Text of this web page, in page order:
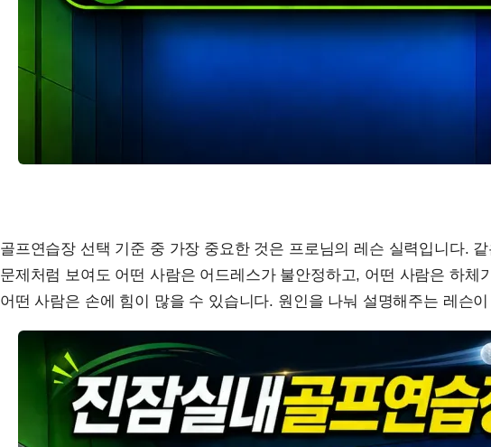
골프연습장 선택 기준 중 가장 중요한 것은 프로님의 레슨 실력입니다.
문제처럼 보여도 어떤 사람은 어드레스가 불안정하고, 어떤 사람은 하체
어떤 사람은 손에 힘이 많을 수 있습니다. 원인을 나눠 설명해주는 레슨